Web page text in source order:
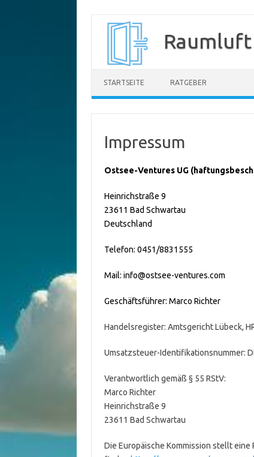
Inhalt
STARTSEITE RATGEBER
Impressum
Ostsee-Ventures UG
Heinrichstraße 9
23611 Bad Schwartau
Deutschland
Telefon: 0451/8831555
Mail: info@ostsee-ventures.com
Geschäftsführer: Marco Richter
Handelsregister: Amtsgericht Lübeck,
Umsatzsteuer-Identifikationsnummer:
Verantwortlich gemäß § 55 RStV:
Marco Richter
Heinrichstraße 9
23611 Bad Schwartau
Die Europäische Kommission stellt